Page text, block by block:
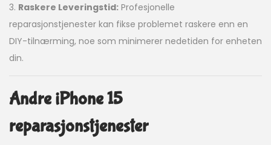
3. Raskere Leveringstid: Profesjonelle
reparasjonstjenester kan fikse problemet raskere enn en
DIY-tilnærming, noe som minimerer nedetiden for enheten
din.
Andre iPhone 15
reparasjonstjenester